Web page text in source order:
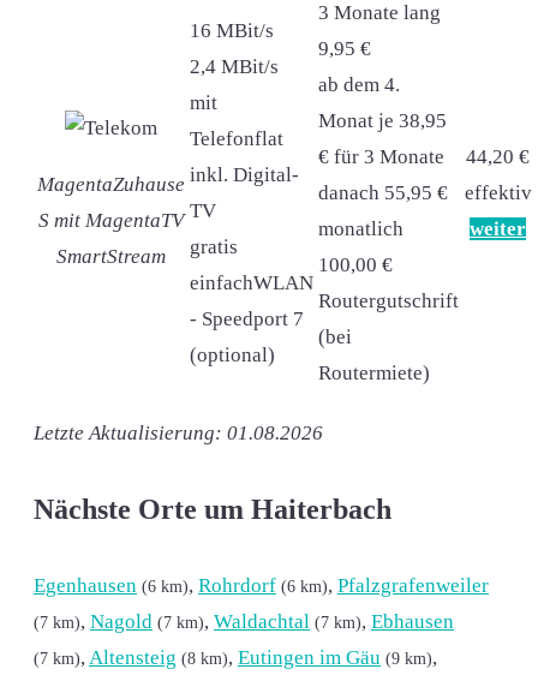
MagentaZuhause
S mit MagentaTV
SmartStream
16 MBit/s
2,4 MBit/s
mit
Telefonflat
inkl. Digital-
TV
gratis
einfachWLAN
- Speedport 7
(optional)
3 Monate lang
9,95 €
ab dem 4.
Monat je 38,95
€ für 3 Monate
danach 55,95 €
monatlich
100,00 €
Routergutschrift
(bei
Routermiete)
44,20 €
effektiv
weiter
Letzte Aktualisierung: 01.08.2026
Nächste Orte um Haiterbach
Egenhausen (6 km), Rohrdorf (6 km), Pfalzgrafenweiler
(7 km), Nagold (7 km), Waldachtal (7 km), Ebhausen
(7 km), Altensteig (8 km), Eutingen im Gäu (9 km),